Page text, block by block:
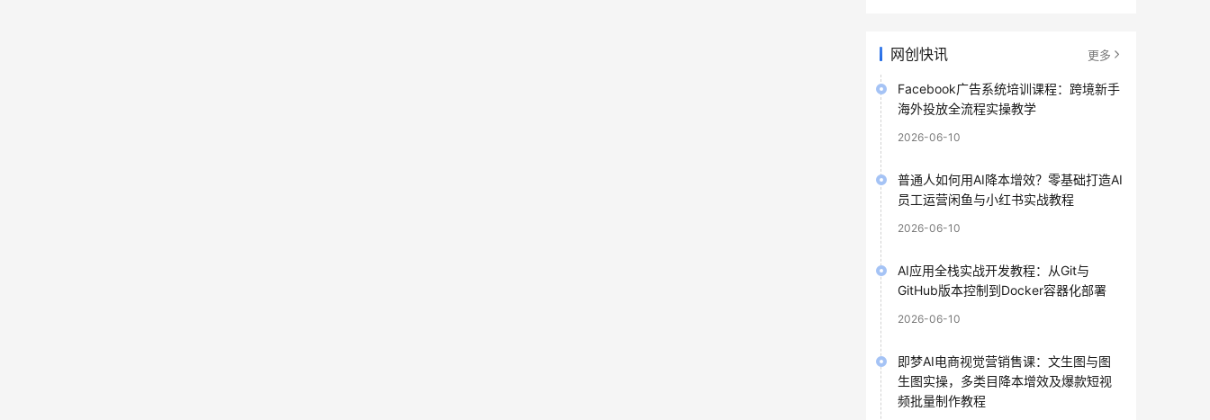
网创快讯 更多
Facebook广告系统培训课程：跨境新手
海外投放全流程实操教学
2026-06-10
普通人如何用AI降本增效？零基础打造AI
员工运营闲鱼与小红书实战教程
2026-06-10
AI应用全栈实战开发教程：从Git与
GitHub版本控制到Docker容器化部署
2026-06-10
即梦AI电商视觉营销售课：文生图与图
生图实操，多类目降本增效及爆款短视
频批量制作教程